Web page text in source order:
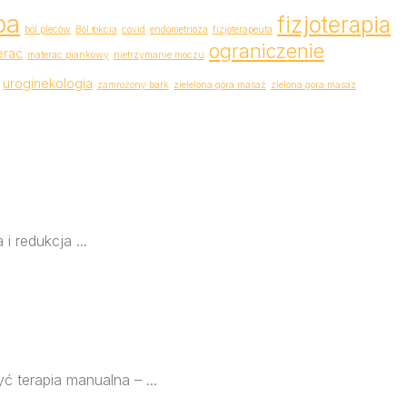
ból pleców Ból łokcia covid endometrioza fizjoterapeuta fizjoterapia
materac piankowy nietrzymanie moczu ograniczenie
uroginekologia zamrożony bark zielelona góra masaż zielona gora masaz
i redukcja ...
terapia manualna – ...